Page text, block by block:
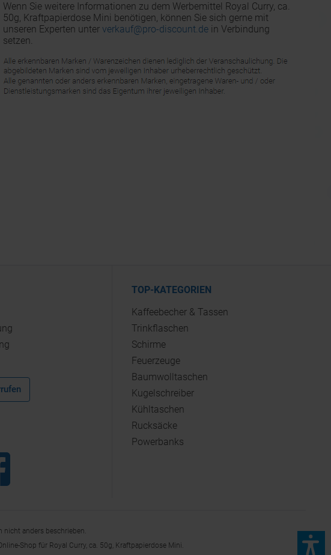
Wenn Sie weitere Informationen zu dem Werbemittel Royal Curry, ca.
50g, Kraftpapierdose Mini benötigen, können Sie sich gerne mit
unseren Experten unter verkauf@pro-discount.dein Verbindung
setzen.
TOP-KATEGORIEN
Kaffeebecher & Tassen
Trinkflaschen
Schirme
Feuerzeuge
Baumwolltaschen
Kugelschreiber
Kühltaschen
Rucksäcke
Powerbanks
nicht anders beschrieben.
Shop für Royal Curry, ca. 50g, Kraftpapierdose Mini.